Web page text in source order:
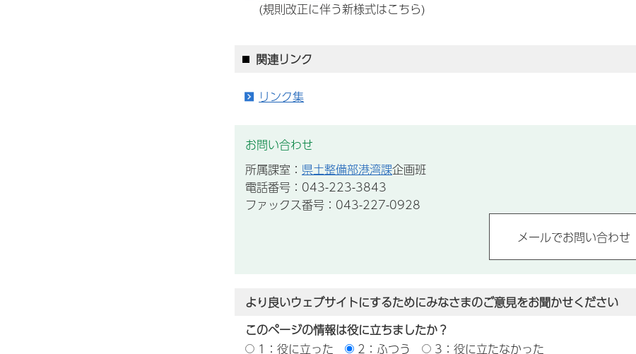
(規則改正に伴う新様式はこちら)
関連リンク
リンク集
お問い合わせ
所属課室： 県土整備部港湾課企画班
電話番号：043-223-3843
ファックス番号：043-227-0928
より良いウェブサイトにするためにみなさまのご意見をお聞かせください
このページの情報は役に立ちましたか？
1：役に立った
2：ふつう 3：役に立たなかった